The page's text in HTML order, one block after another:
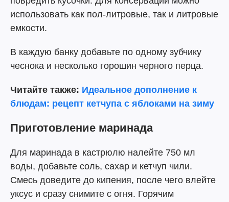
использовать как пол-литровые, так и литровые
емкости.
В каждую банку добавьте по одному зубчику
чеснока и несколько горошин черного перца.
Читайте также: Идеальное дополнение к
блюдам: рецепт кетчупа с яблоками на зиму
Приготовление маринада
Для маринада в кастрюлю налейте 750 мл
воды, добавьте соль, сахар и кетчуп чили.
Смесь доведите до кипения, после чего влейте
уксус и сразу снимите с огня. Горячим